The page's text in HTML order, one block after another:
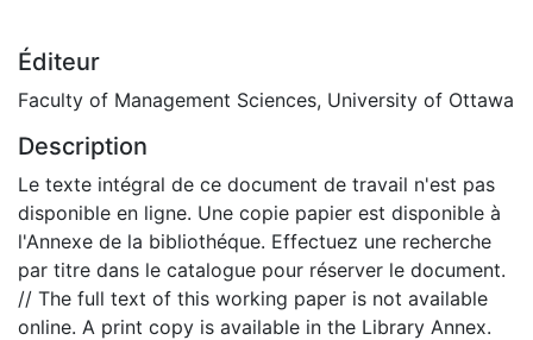
Éditeur
Faculty of Management Sciences, University of Ottawa
Description
Le texte intégral de ce document de travail n'est pas
disponible en ligne. Une copie papier est disponible à
l'Annexe de la bibliothéque. Effectuez une recherche
par titre dans le catalogue pour réserver le document.
// The full text of this working paper is not available
online. A print copy is available in the Library Annex.